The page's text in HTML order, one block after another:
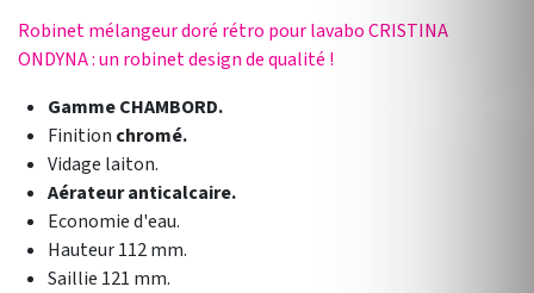
Robinet mélangeur doré rétro pour lavabo CRISTINA
ONDYNA : un robinet design de qualité !
Gamme CHAMBORD.
Finition chromé.
Vidage laiton.
Aérateur anticalcaire.
Economie d'eau.
Hauteur 112 mm.
Saillie 121 mm.